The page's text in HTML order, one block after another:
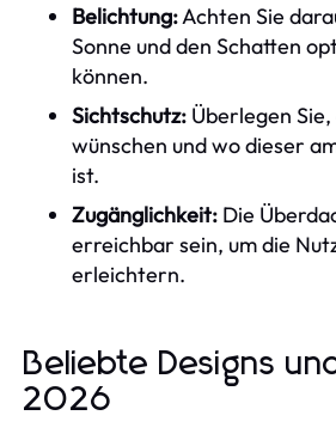
Belichtung:Achten Sie
Sonne und den Schatten
können.
Sichtschutz: Überlegen
wünschen und wo dieser
ist.
Zugänglichkeit: Die
erreichbar sein, um die
erleichtern.
Beliebte Designs
2026